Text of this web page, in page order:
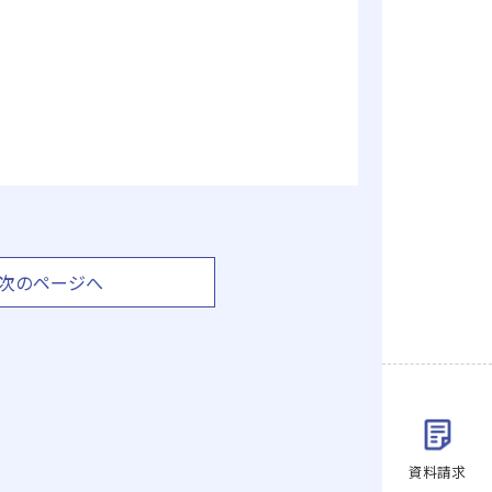
資料請求
のページへ